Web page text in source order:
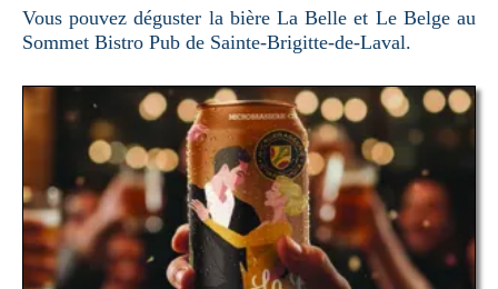
Vous pouvez déguster la bière La Belle et Le Belge au
Sommet Bistro Pub de Sainte-Brigitte-de-Laval.